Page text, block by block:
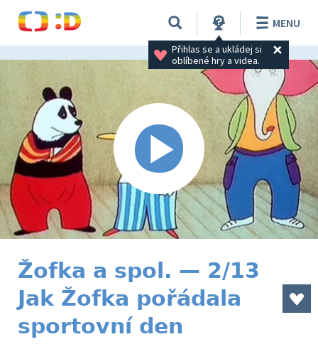
Přihlas se a ukládej si
oblíbené hry a videa.
MENU
Žofka a spol. — 2/13
Jak Žofka pořádala
sportovní den